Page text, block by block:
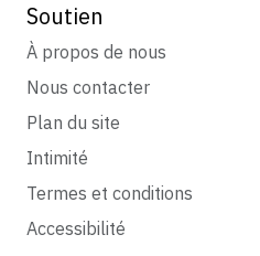
Soutien
À propos de nous
Nous contacter
Plan du site
Intimité
Termes et conditions
Accessibilité